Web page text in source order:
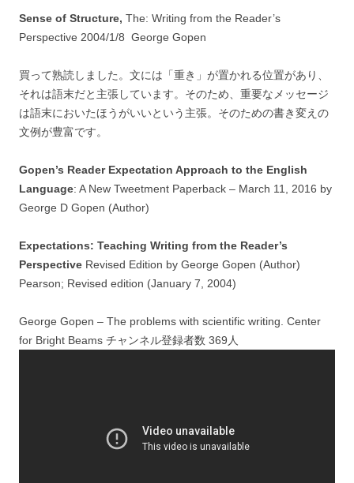
Sense of Structure, The: Writing from the Reader’s
Perspective 2004/1/8 George Gopen
買って熟読しました。文には「重き」が置かれる位置があり、
それは語末だと主張しています。そのため、重要なメッセージ
は語末においたほうがいいという主張。そのための書き変えの
文例が豊富です。
Gopen’s Reader Expectation Approach to the English
Language: A New Tweetment Paperback – March 11, 2016 by
George D Gopen (Author)
Expectations: Teaching Writing from the Reader’s
Perspective Revised Edition by George Gopen (Author)
Pearson; Revised edition (January 7, 2004)
George Gopen – The problems with scientific writing. Center
for Bright Beams チャンネル登録者数 369人